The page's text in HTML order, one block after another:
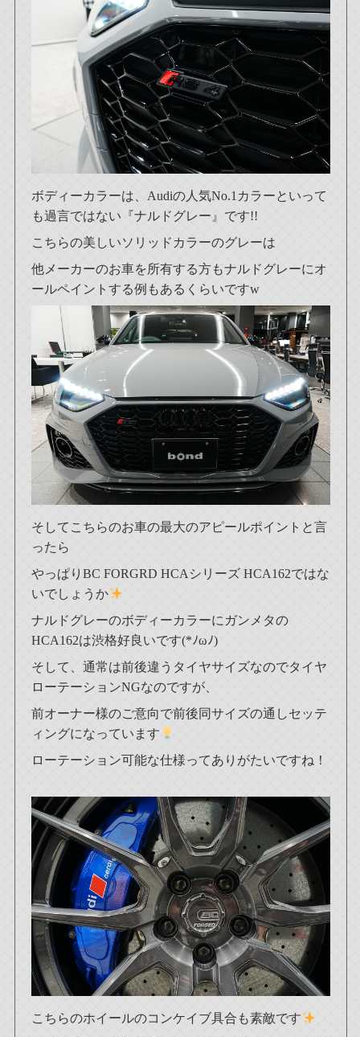
ボディーカラーは、Audiの人気No.1カラーといって
も過言ではない『ナルドグレー』です!!
こちらの美しいソリッドカラーのグレーは
他メーカーのお車を所有する方もナルドグレーにオ
ールペイントする例もあるくらいですw
そしてこちらのお車の最大のアピールポイントと言
ったら
やっぱりBC FORGRD HCAシリーズ HCA162ではな
いでしょうか
ナルドグレーのボディーカラーにガンメタの
HCA162は渋格好良いです(*ﾉωﾉ)
そして、通常は前後違うタイヤサイズなのでタイヤ
ローテーションNGなのですが、
前オーナー様のご意向で前後同サイズの通しセッテ
ィングになっています
ローテーション可能な仕様ってありがたいですね！
こちらのホイールのコンケイブ具合も素敵です